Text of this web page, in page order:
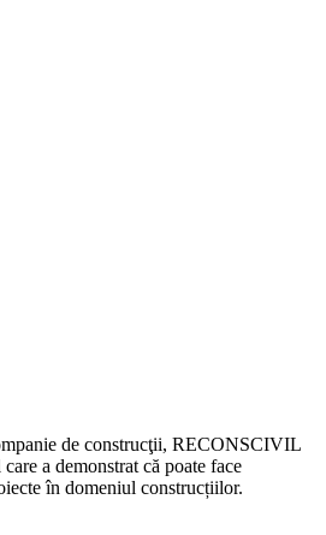
de construcţii, RECONSCIVIL
a demonstrat că poate face
în domeniul construcțiilor.